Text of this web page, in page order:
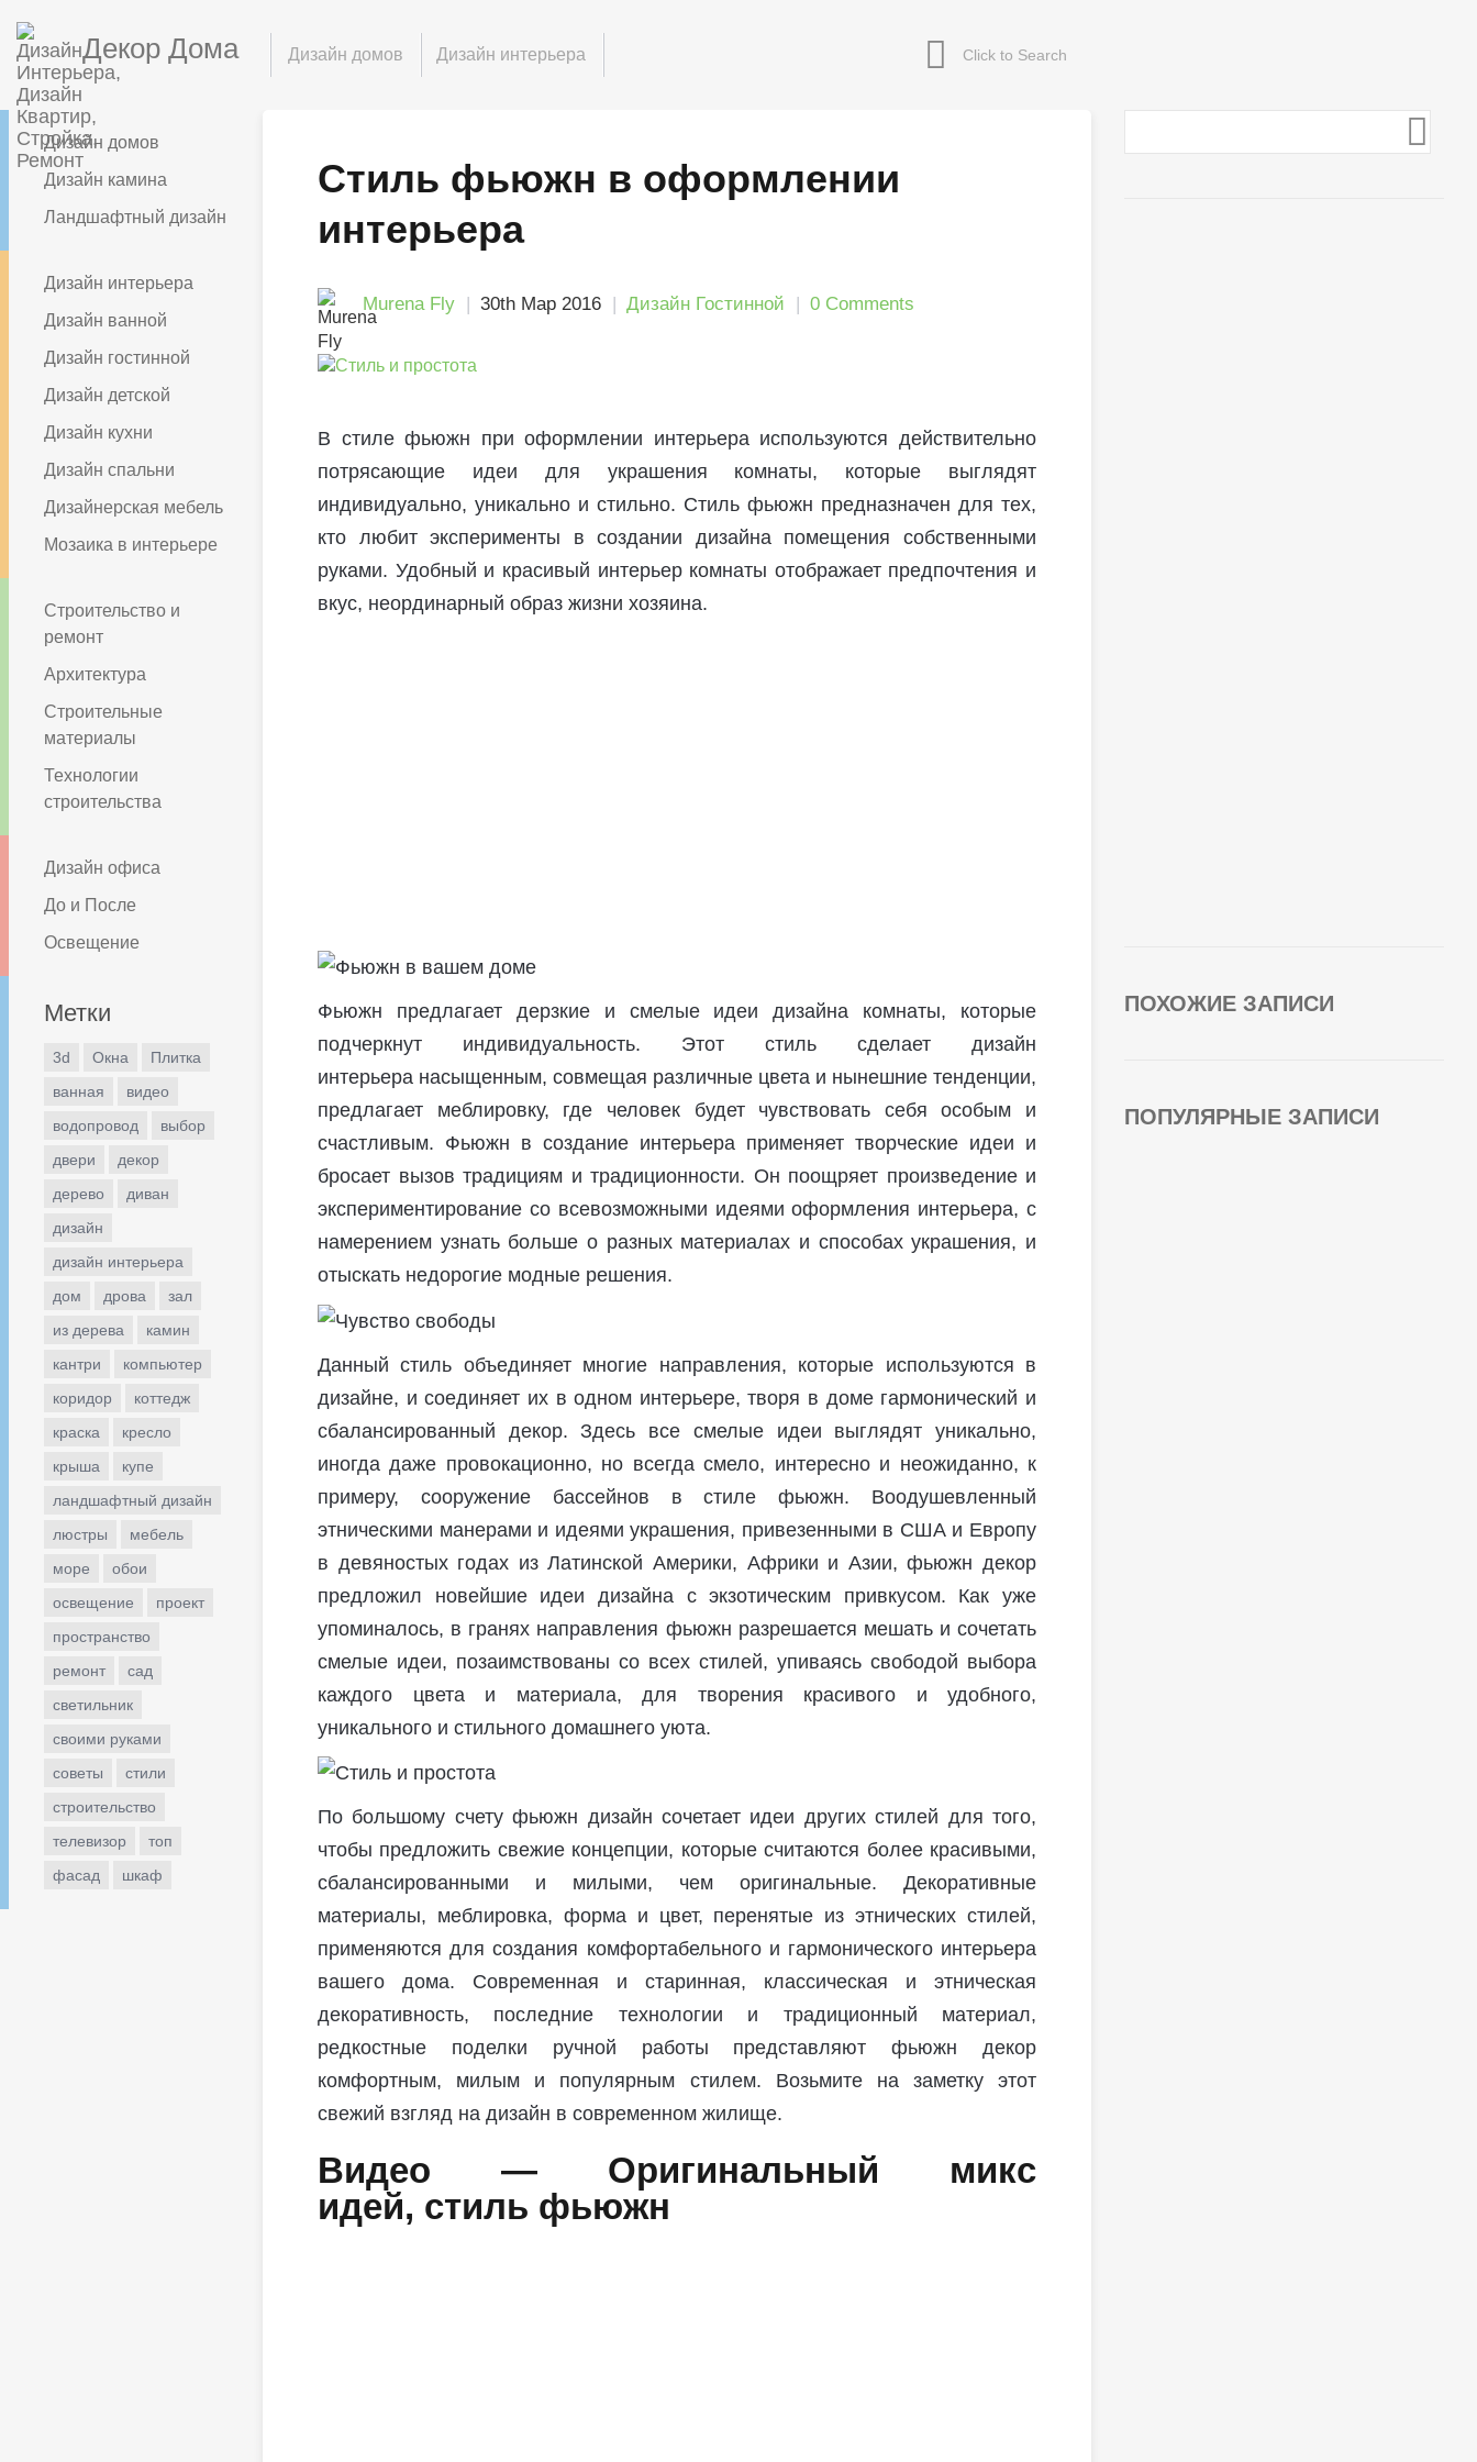
Декор Дома Дизайн домов Дизайн интерьера
Дизайн домов
Дизайн камина
Ландшафтный дизайн
Дизайн интерьера
Дизайн ванной
Дизайн гостинной
Дизайн детской
Дизайн кухни
Дизайн спальни
Дизайнерская мебель
Мозаика в интерьере
Строительство и
ремонт
Архитектура
Строительные
материалы
Технологии
строительства
Дизайн офиса
До и После
Освещение
Метки
3d Окна
Плитка
ванная
видео
водопровод
выбор
двери
декор
дерево
диван
дизайн
дизайн интерьера
дом
дрова
зал
из дерева
камин
кантри
компьютер
коридор
коттедж
краска
кресло
крыша
купе
ландшафтный дизайн
люстры
мебель
море
обои
освещение
проект
пространство
ремонт
сад
светильник
своими руками
советы
стили
строительство
телевизор
топ
фасад
шкаф
Стиль фьюжн в оформлении
интерьера
Murena Fly 30th Мар 2016 Дизайн Гостинной 0 Comments
В стиле фьюжн при оформлении интерьера используются действительно
потрясающие идеи для украшения комнаты, которые выглядят
индивидуально, уникально и стильно. Стиль фьюжн предназначен для тех,
кто любит эксперименты в создании дизайна помещения собственными
руками. Удобный и красивый интерьер комнаты отображает предпочтения и
вкус, неординарный образ жизни хозяина.
Фьюжн предлагает дерзкие и смелые идеи дизайна комнаты, которые
подчеркнут индивидуальность. Этот стиль сделает дизайн
интерьера насыщенным, совмещая различные цвета и нынешние тенденции,
предлагает меблировку, где человек будет чувствовать себя особым и
счастливым. Фьюжн в создание интерьера применяет творческие идеи и
бросает вызов традициям и традиционности. Он поощряет произведение и
экспериментирование со всевозможными идеями оформления интерьера, с
намерением узнать больше о разных материалах и способах украшения, и
отыскать недорогие модные решения.
Данный стиль объединяет многие направления, которые используются в
дизайне, и соединяет их в одном интерьере, творя в доме гармонический и
сбалансированный декор. Здесь все смелые идеи выглядят уникально,
иногда даже провокационно, но всегда смело, интересно и неожиданно, к
примеру, сооружение бассейнов в стиле фьюжн. Воодушевленный
этническими манерами и идеями украшения, привезенными в США и Европу
в девяностых годах из Латинской Америки, Африки и Азии, фьюжн декор
предложил новейшие идеи дизайна с экзотическим привкусом. Как уже
упоминалось, в гранях направления фьюжн разрешается мешать и сочетать
смелые идеи, позаимствованы со всех стилей, упиваясь свободой выбора
каждого цвета и материала, для творения красивого и удобного,
уникального и стильного домашнего уюта.
По большому счету фьюжн дизайн сочетает идеи других стилей для того,
чтобы предложить свежие концепции, которые считаются более красивыми,
сбалансированными и милыми, чем оригинальные. Декоративные
материалы, меблировка, форма и цвет, перенятые из этнических стилей,
применяются для создания комфортабельного и гармонического интерьера
вашего дома. Современная и старинная, классическая и этническая
декоративность, последние технологии и традиционный материал,
редкостные поделки ручной работы представляют фьюжн декор
комфортным, милым и популярным стилем. Возьмите на заметку этот
свежий взгляд на дизайн в современном жилище.
Видео — Оригинальный микс
идей, стиль фьюжн
ПОХОЖИЕ ЗАПИСИ
ПОПУЛЯРНЫЕ ЗАПИСИ